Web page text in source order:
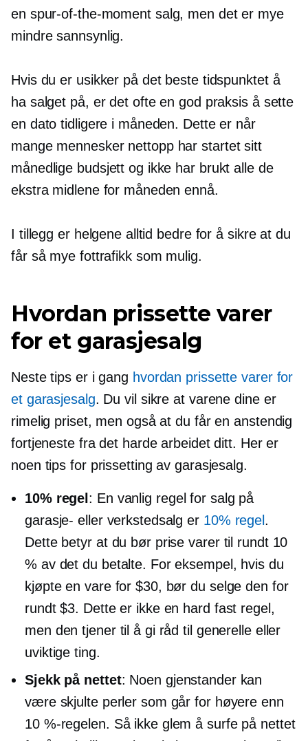
en spur-of-the-momentsalg, men det er mye
mindre sannsynlig.
Hvis du er usikker på det beste tidspunktet å
ha salget på, er det ofte en god praksis å sette
en dato tidligere i måneden. Dette er når
mange mennesker nettopp har startet sitt
månedlige budsjett og ikke har brukt alle de
ekstra midlene for måneden ennå.
I tillegg er helgene alltid bedre for å sikre at du
får så mye fottrafikk som mulig.
Hvordan prissette varer
for et garasjesalg
Neste tips er i gang hvordan prissette varer for
et garasjesalg. Du vil sikre at varene dine er
rimelig priset, men også at du får en anstendig
fortjeneste fra det harde arbeidet ditt. Her er
noen tips for prissetting av garasjesalg.
10% regel : En vanlig regel for salg på
garasje- eller verkstedsalg er 10% regel .
Dette betyr at du bør prise varer til rundt 10
% av det du betalte. For eksempel, hvis du
kjøpte en vare for $30, bør du selge den for
rundt $3. Dette er ikke en hard fast regel,
men den tjener til å gi råd til generelle eller
uviktige ting.
Sjekk på nettet: Noen gjenstander kan
være skjulte perler som går for høyere enn
10 %-regelen. Så ikke glem å surfe på nettet